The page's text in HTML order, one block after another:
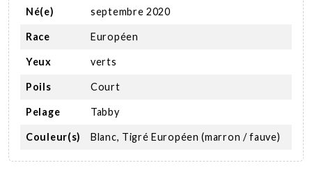
Né(e) septembre 2020
Race Européen
Yeux verts
Poils Court
Pelage Tabby
Couleur(s) Blanc, Tigré Européen (marron / fauve)